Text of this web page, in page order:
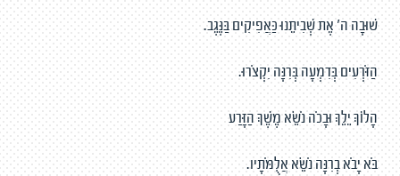
שׁוּבָה ה' אֶת שְׁבִיתֵנוּ כַּאֲפִיקִים בַּנֶּגֶב.
הַזֹּרְעִים בְּדִמְעָה בְּרִנָּה יִקְצֹרוּ.
הָלוֹךְ יֵלֵךְ וּבָכֹה נֹשֵׂא מֶשֶׁךְ הַזָּרַע
בֹּא יָבֹא בְרִנָּה נֹשֵׂא אֲלֻמֹּתָיו.